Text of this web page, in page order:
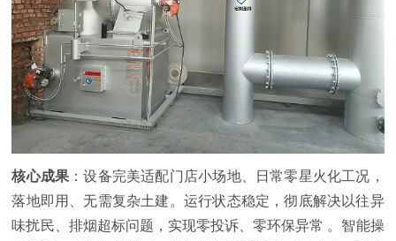
核心成果 ：设备完美适配门店小场地、日常零星火化工况，
落地即用、无需复杂土建。运行状态稳定，彻底解决以往异
味扰民、排烟超标问题，实现零投诉、零环保异常 。智能操